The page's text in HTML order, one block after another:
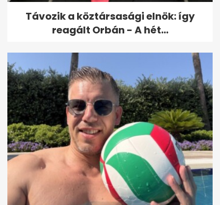
Távozik a köztársasági elnök: így
reagált Orbán - A hét...